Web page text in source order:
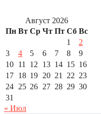
Август 2026
Пн Вт Ср Чт Пт Сб Вс
1
2
3
4 5 6 7 8
9
10 11 12 13 14 15 16
17 18 19 20 21 22 23
24 25 26 27 28 29 30
31
« Июл